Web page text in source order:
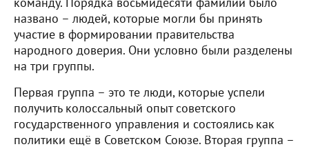
команду. Порядка восьмидесяти фамилий было
названо – людей, которые могли бы принять
участие в формировании правительства
народного доверия. Они условно были разделены
на три группы.
Первая группа – это те люди, которые успели
получить колоссальный опыт советского
государственного управления и состоялись как
политики ещё в Советском Союзе. Вторая группа –